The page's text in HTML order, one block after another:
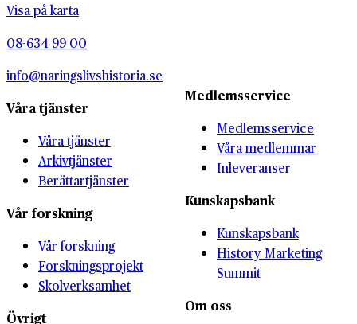
Visa på karta
08-634 99 00
info@naringslivshistoria.se
Våra tjänster
Våra tjänster
Arkivtjänster
Berättartjänster
Vår forskning
Vår forskning
Forskningsprojekt
Skolverksamhet
Övrigt
Medlemsservice
Medlemsservice
Våra medlemmar
Inleveranser
Kunskapsbank
Kunskapsbank
History Marketing
Summit
Om oss